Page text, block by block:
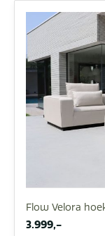
Flow Velora
3.999,-